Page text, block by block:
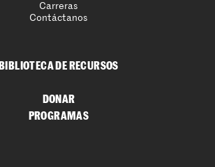
Carreras
Contáctanos
BIBLIOTECA DE RECURSOS
DONAR
PROGRAMAS